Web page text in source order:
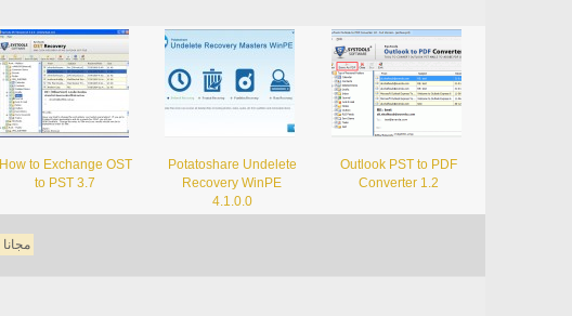
How to Exchange OST
to PST 3.7
Potatoshare Undelete
Recovery WinPE
4.1.0.0
Outlook PST to PDF
Converter 1.2
مجانا